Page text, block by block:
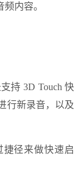
内容。
持 3D Touch 快
行新录音，以及
径来做快速启